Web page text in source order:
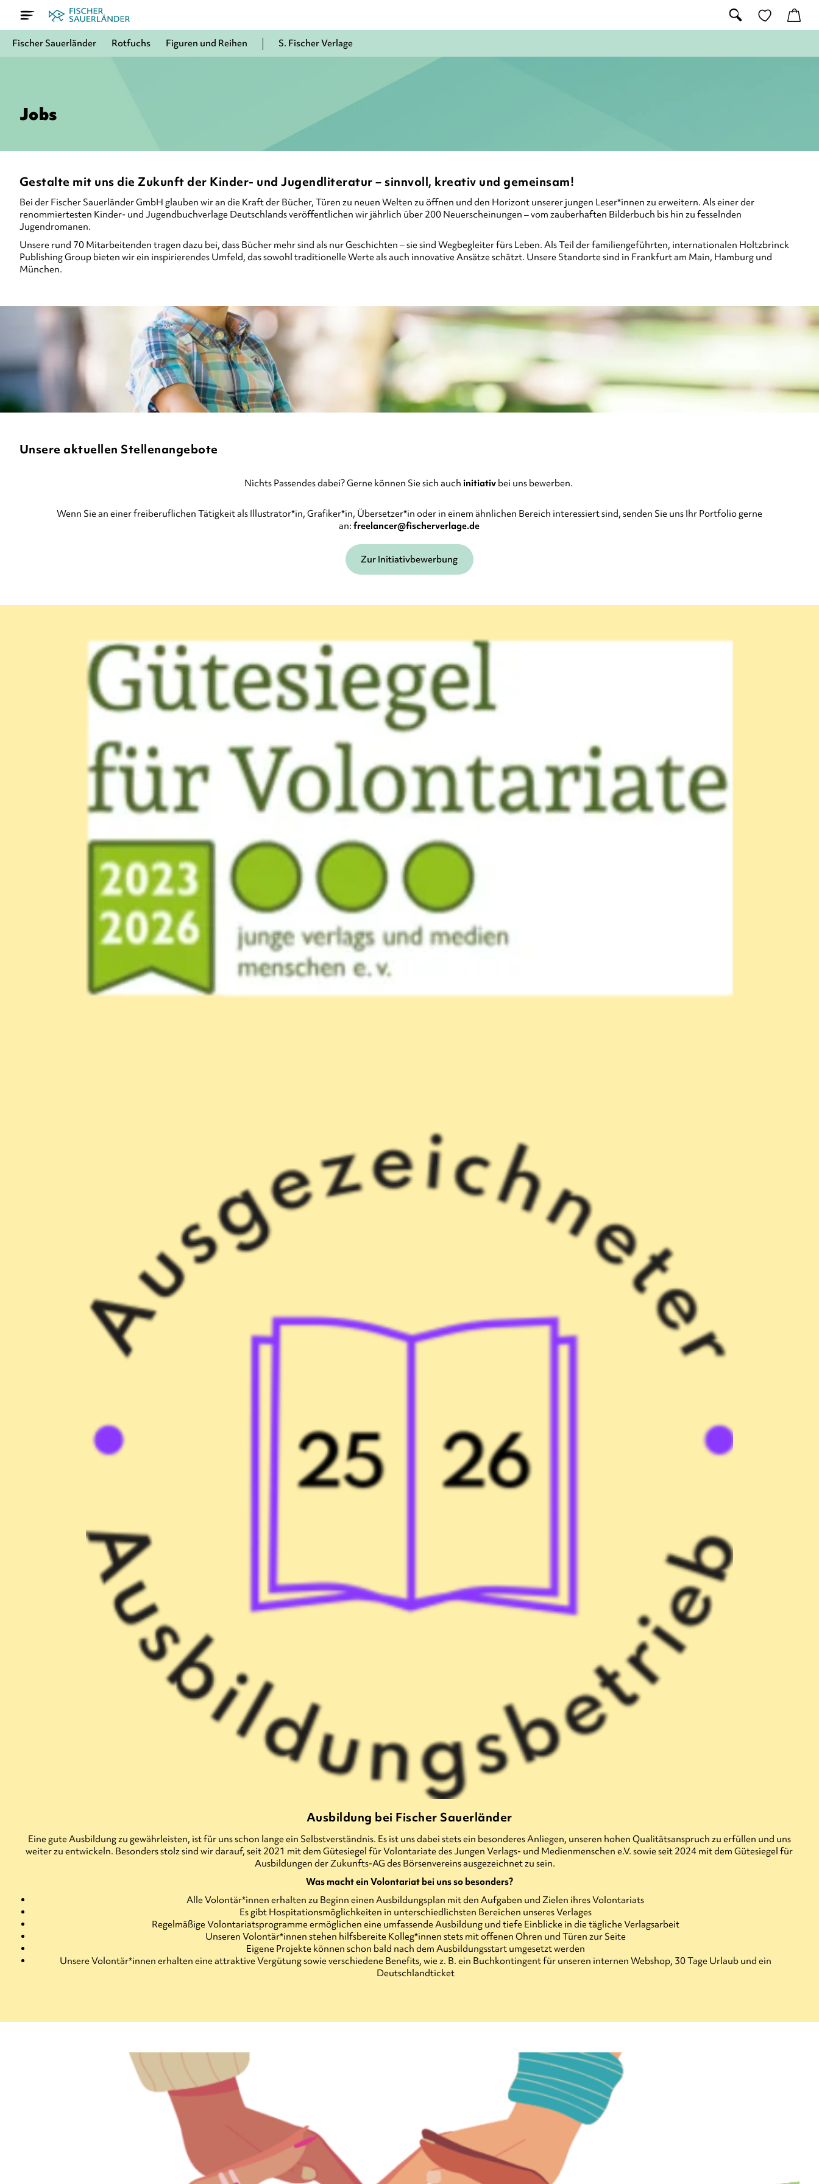
Fischer Sauerländer Rotfuchs Figuren und Reihen S. Fischer Verlage
Jobs
Gestalte mit uns die Zukunft der Kinder- und Jugendliteratur – sinnvoll, kreativ und gemeinsam!
Bei der Fischer Sauerländer GmbH glauben wir an die Kraft der Bücher, Türen zu neuen Welten zu öffnen und den Horizont unserer jungen Leser*innen zu erweitern. Als einer der
renommiertesten Kinder- und Jugendbuchverlage Deutschlands veröffentlichen wir jährlich über 200 Neuerscheinungen – vom zauberhaften Bilderbuch bis hin zu fesselnden
Jugendromanen.
Unsere rund 70 Mitarbeitenden tragen dazu bei, dass Bücher mehr sind als nur Geschichten – sie sind Wegbegleiter fürs Leben. Als Teil der familiengeführten, internationalen Holtzbrinck
Publishing Group bieten wir ein inspirierendes Umfeld, das sowohl traditionelle Werte als auch innovative Ansätze schätzt. Unsere Standorte sind in Frankfurt am Main, Hamburg und
München.
Unsere aktuellen Stellenangebote
Nichts Passendes dabei? Gerne können Sie sich auch initiativbei uns bewerben.
Wenn Sie an einer freiberuflichen Tätigkeit als Illustrator*in, Grafiker*in, Übersetzer*in oder in einem ähnlichen Bereich interessiert sind, senden Sie uns Ihr Portfolio gerne
an:freelancer@fischerverlage.de
Zur Initiativbewerbung
Ausbildung bei Fischer Sauerländer
Eine gute Ausbildung zu gewährleisten, ist für uns schon lange ein Selbstverständnis. Es ist uns dabei stets ein besonderes Anliegen, unseren hohen Qualitätsanspruch zu erfüllen und uns
weiter zu entwickeln. Besonders stolz sind wir darauf, seit 2021 mit dem Gütesiegel für Volontariate des Jungen Verlags- und Medienmenschen e.V. sowie seit 2024 mit dem Gütesiegel für
Ausbildungen der Zukunfts-AG des Börsenvereins ausgezeichnet zu sein.
Was macht ein Volontariat bei uns so besonders?
Alle Volontär*innen erhalten zu Beginn einen Ausbildungsplan mit den Aufgaben und Zielen ihres Volontariats
Es gibt Hospitationsmöglichkeiten in unterschiedlichsten Bereichen unseres Verlages
Regelmäßige Volontariatsprogramme ermöglichen eine umfassende Ausbildung und tiefe Einblicke in die tägliche Verlagsarbeit
Unseren Volontär*innen stehen hilfsbereite Kolleg*innen stets mit offenen Ohren und Türen zur Seite
Eigene Projekte können schon bald nach dem Ausbildungsstart umgesetzt werden
Unsere Volontär*innen erhalten eine attraktive Vergütung sowie verschiedene Benefits, wie z. B. ein Buchkontingent für unseren internen Webshop, 30 Tage Urlaub und ein
Deutschlandticket